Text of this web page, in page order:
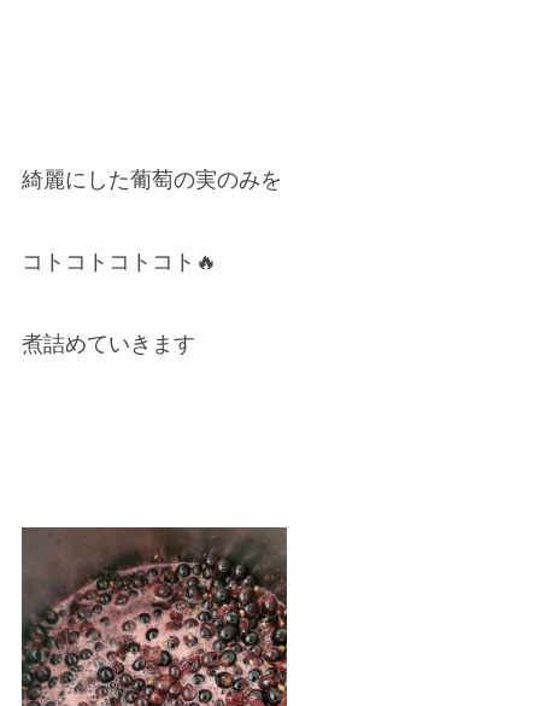
綺麗にした葡萄の実のみを
コトコトコトコト🔥
煮詰めていきます